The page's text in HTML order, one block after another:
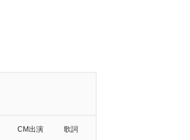
CM出演 歌詞